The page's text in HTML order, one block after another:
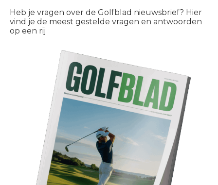
Heb je vragen over de Golfblad nieuwsbrief? Hier
vind je de meest gestelde vragen en antwoorden
op een rij